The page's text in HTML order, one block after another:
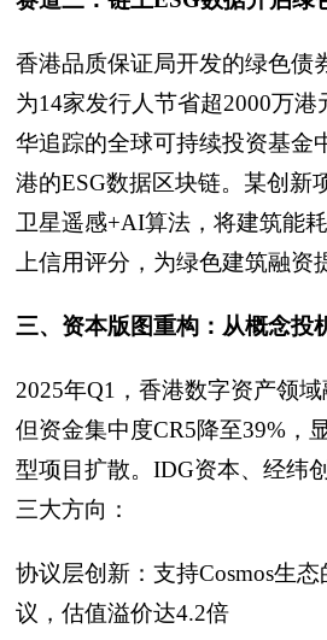
香港品质保证局开发的绿色债
为14家发行人节省超2000万
华追踪的全球可持续投资基金
港的ESG数据区块链。某创新
卫星遥感+AI算法，将建筑能
上信用评分，为绿色建筑融资
三、资本版图重构：从概念投
2025年Q1，香港数字资产领域
但资金集中度CR5降至39%，
型项目扩散。IDG资本、经纬
三大方向：
协议层创新：支持Cosmos生
议，估值溢价达4.2倍